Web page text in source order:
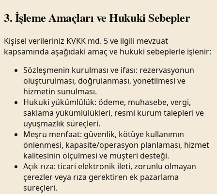
3. İşleme Amaçları ve Hukuki Sebepler
Kişisel verileriniz KVKK md. 5 ve ilgili mevzuat
kapsamında aşağıdaki amaç ve hukuki sebeplerle işlenir:
Sözleşmenin kurulması ve ifası: rezervasyonun
oluşturulması, doğrulanması, yönetilmesi ve
hizmetin sunulması.
Hukuki yükümlülük: ödeme, muhasebe, vergi,
saklama yükümlülükleri, resmi kurum talepleri ve
uyuşmazlık süreçleri.
Meşru menfaat: güvenlik, kötüye kullanımın
önlenmesi, kapasite/operasyon planlaması, hizmet
kalitesinin ölçülmesi ve müşteri desteği.
Açık rıza: ticari elektronik ileti, zorunlu olmayan
çerezler veya rıza gerektiren ek pazarlama
süreçleri.